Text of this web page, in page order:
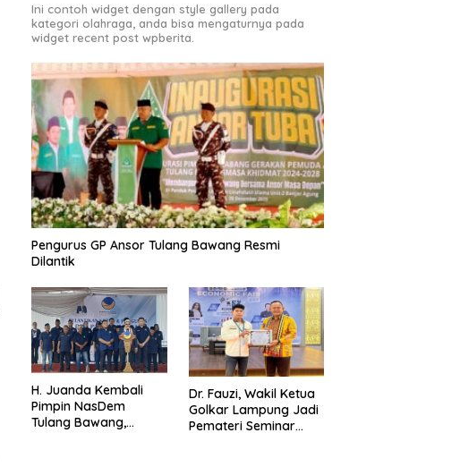
Ini contoh widget dengan style gallery pada
kategori olahraga, anda bisa mengaturnya pada
widget recent post wpberita.
Pengurus GP Ansor Tulang Bawang Resmi
Dilantik
H. Juanda Kembali
Pimpin NasDem
Tulang Bawang,
Dr. Fauzi, Wakil Ketua
Golkar Lampung Jadi
Pemateri Seminar